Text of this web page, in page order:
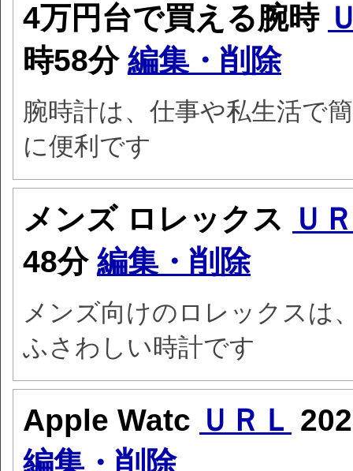
4万円台で買える腕時
時58分 編集・削除
腕時計は、仕事や私生活で
に便利です
メンズ ロレックス Ｕ
48分 編集・削除
メンズ向けのロレックスは
ふさわしい時計です
Apple Watc ＵＲＬ
編集・削除